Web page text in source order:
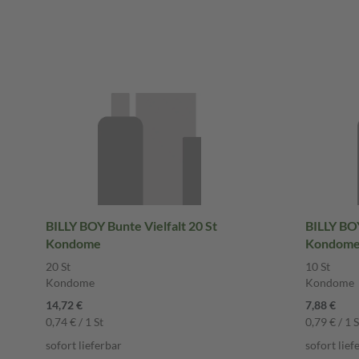
BILLY BOY Bunte Vielfalt 20 St
Kondome
20 St
Kondome
14,72 €
0,74 € / 1 St
sofort lieferbar
BILLY
10 St
Kondome
7,88 €
0,79 € / 1
sofort